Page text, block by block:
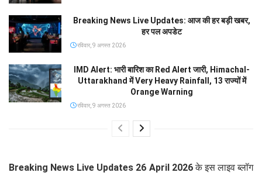
Breaking News Live Updates: आज की हर बड़ी खबर,
हर पल अपडेट
रविवार, 9 अगस्त 2026
IMD Alert: भारी बारिश का Red Alert जारी, Himachal-
Uttarakhand में Very Heavy Rainfall, 13 राज्यों में
Orange Warning
रविवार, 9 अगस्त 2026
Breaking News Live Updates 26 April 2026के इस लाइव ब्लॉग